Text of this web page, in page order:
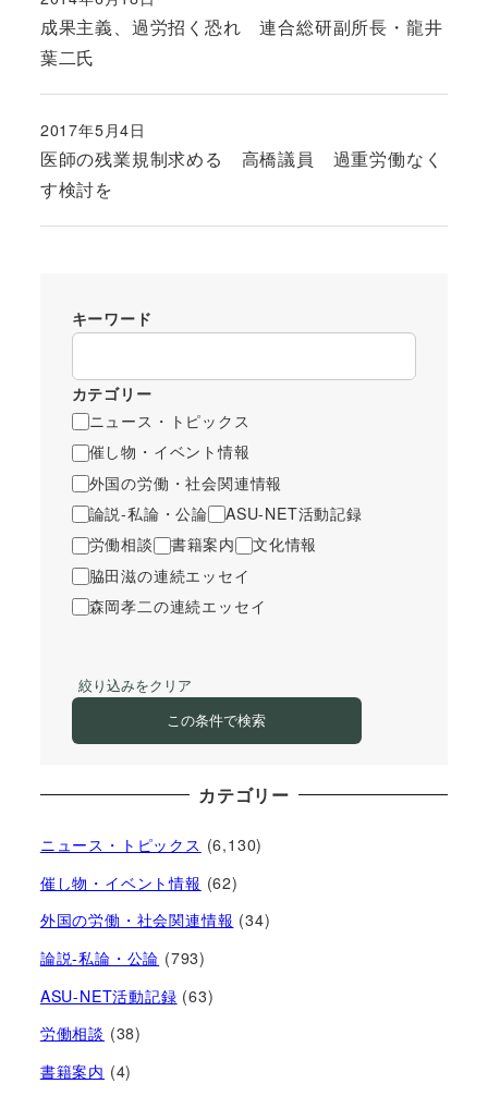
成果主義、過労招く恐れ 連合総研副所長・龍井
葉二氏
投稿日
医師の残業規制求める 高橋議員 過重労働なく
す検討を
投稿日
2017年5月4日
キーワード
カテゴリー
ニュース・トピックス
催し物・イベント情報
外国の労働・社会関連情報
論説-私論・公論
ASU-NET活動記録
労働相談
書籍案内
文化情報
脇田滋の連続エッセイ
森岡孝二の連続エッセイ
絞り込みをクリア
この条件で検索
カテゴリー
ニュース・トピックス (6,130)
催し物・イベント情報 (62)
外国の労働・社会関連情報 (34)
論説-私論・公論 (793)
ASU-NET活動記録 (63)
労働相談 (38)
書籍案内 (4)